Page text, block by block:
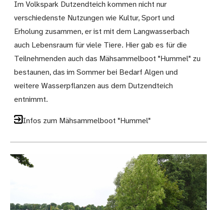
Im Volkspark Dutzendteich kommen nicht nur
verschiedenste Nutzungen wie Kultur, Sport und
Erholung zusammen, er ist mit dem Langwasserbach
auch Lebensraum für viele Tiere. Hier gab es für die
Teilnehmenden auch das Mähsammelboot "Hummel" zu
bestaunen, das im Sommer bei Bedarf Algen und
weitere Wasserpflanzen aus dem Dutzendteich
entnimmt.
Infos zum Mähsammelboot "Hummel"